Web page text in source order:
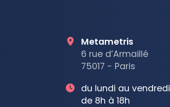
Metametris
6 rue d’Armaillé
75017 - Paris
du lundi au vendredi
de 8h à 18h